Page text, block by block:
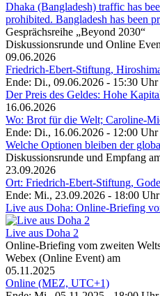
Dhaka (Bangladesh) traffic has
prohibited. Bangladesh has been
Gesprächsreihe „Beyond 2030“
Diskussionsrunde und Online
09.06.2026
Friedrich-Ebert-Stiftung,
Ende: Di., 09.06.2026 - 15:30 Uhr
Der Preis des Geldes: Hohe
16.06.2026
Wo: Brot für die Welt; Caroline-
Ende: Di., 16.06.2026 - 12:00 Uhr
Welche Optionen bleiben der
Diskussionsrunde und Empfang
23.09.2026
Ort: Friedrich-Ebert-Stiftung,
Ende: Mi., 23.09.2026 - 18:00 Uhr
Live aus Doha: Online-Briefing
Live aus Doha 2
Online-Briefing vom zweiten
Webex (Online Event) am
05.11.2025
Online (MEZ, UTC+1)